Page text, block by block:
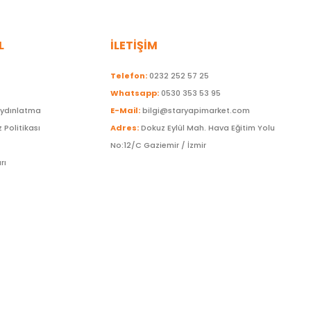
Politikası
İLETİŞİM
Telefon:0232 252 57 25
Whatsapp:0530 353 53 95
E-Mail:bilgi@staryapimarket.com
Adres:Dokuz Eylül Mah. Hava Eğitim Yolu
No:12/C Gaziemir / İzmir